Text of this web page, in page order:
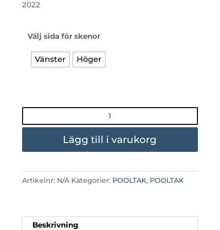
2022
Välj sida för skenor
Vänster Höger
B
X
ONE
Lägg till i varukorg
Artikelnr: N/A Kategorier: POOLTAK, POOLTAK
Beskrivning